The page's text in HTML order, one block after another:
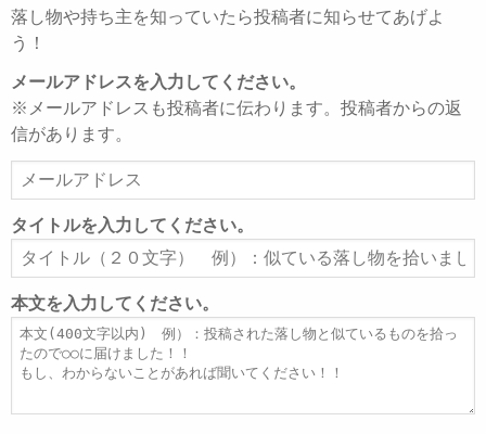
落し物や持ち主を知っていたら投稿者に知らせてあげよ
う！
メールアドレスを入力してください。
※メールアドレスも投稿者に伝わります。投稿者からの返
信があります。
ー
ル
ア
ド
レ
ス
タイトルを入力してください。
タ
イ
ト
ル
本文を入力してください。
本
文